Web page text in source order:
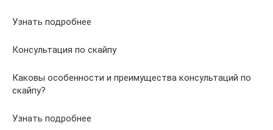
Узнать подробнее
Консультация по скайпу
Каковы особенности и преимущества консультаций по
скайпу?
Узнать подробнее